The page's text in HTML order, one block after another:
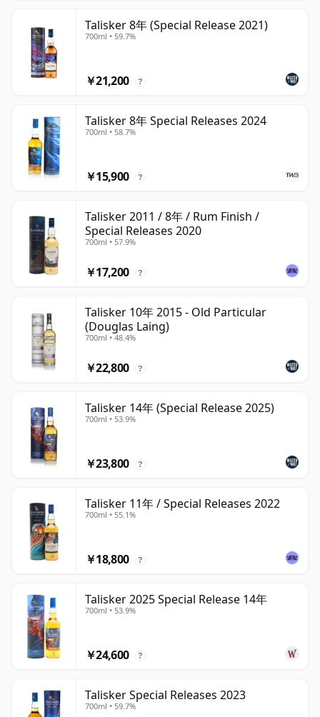
Talisker 8年 (Special Release 2021)
700ml • 59.7%
￥21,200 ?
Talisker 8年 Special Releases 2024
700ml • 58.7%
￥15,900 ?
Talisker 2011 / 8年 / Rum Finish /
Special Releases 2020
700ml • 57.9%
￥17,200 ?
Talisker 10年 2015 - Old Particular
(Douglas Laing)
700ml • 48.4%
￥22,800 ?
Talisker 14年 (Special Release 2025)
700ml • 53.9%
￥23,800 ?
Talisker 11年 / Special Releases 2022
700ml • 55.1%
￥18,800 ?
Talisker 2025 Special Release 14年
700ml • 53.9%
￥24,600 ?
Talisker Special Releases 2023
700ml • 59.7%